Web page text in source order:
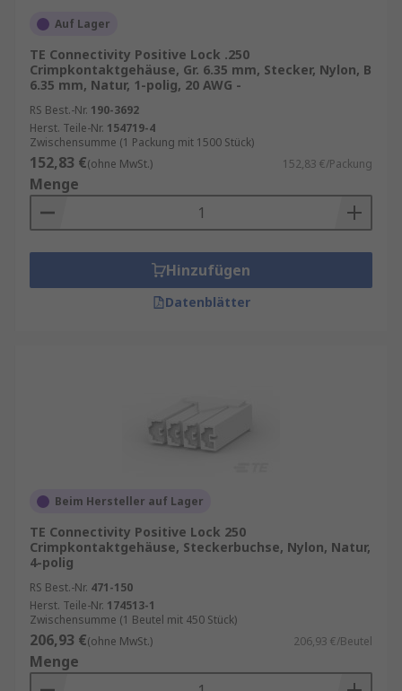
Auf Lager
TE Connectivity Positive Lock .250
Crimpkontaktgehäuse, Gr. 6.35 mm, Stecker, Nylon, B
6.35 mm, Natur, 1-polig, 20 AWG -
RS Best.-Nr. 190-3692
Herst. Teile-Nr. 154719-4
Zwischensumme (1 Packung mit 1500 Stück)
152,83 €(ohne MwSt.) 152,83 €/Packung
Menge
Hinzufügen
Datenblätter
Beim Hersteller auf Lager
TE Connectivity Positive Lock 250
Crimpkontaktgehäuse, Steckerbuchse, Nylon, Natur,
4-polig
RS Best.-Nr. 471-150
Herst. Teile-Nr. 174513-1
Zwischensumme (1 Beutel mit 450 Stück)
206,93 €(ohne MwSt.) 206,93 €/Beutel
Menge